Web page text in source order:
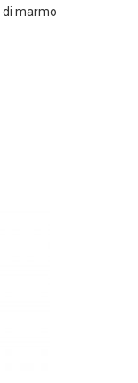
di marmo